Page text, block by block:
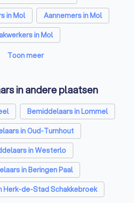
in Mol
Aannemers in Mol
in Mol
installateurs in Mol
Mol
Glazenwassers in Mol
Zonwering specialisten in Mol
in Mol
Toon meer
in andere plaatsen
Bemiddelaars in Lommel
in Oud-Turnhout
in Westerlo
in Beringen Paal
Herk-de-Stad Schakkebroek